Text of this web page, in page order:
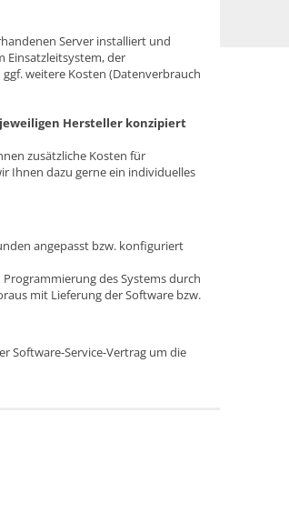
Server installiert und
Einsatzleitsystem, der
weitere Kosten (Datenverbrauch
Hersteller konzipiert
zusätzliche Kosten für
Ihnen dazu gerne ein individuelles
angepasst bzw. konfiguriert
des Systems durch
mit Lieferung der Software bzw.
Software-Service-Vertrag um die